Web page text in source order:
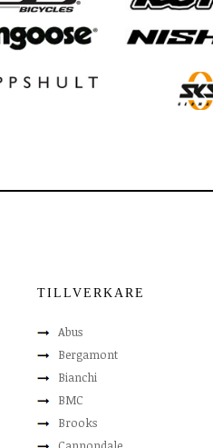
TILLVERKARE
Abus
Bergamont
Bianchi
BMC
Brooks